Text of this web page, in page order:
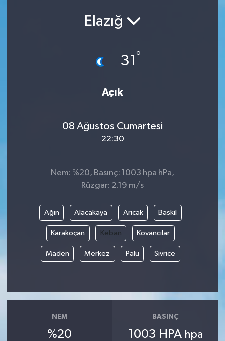
Elazığ
31°
Açık
08 Ağustos Cumartesi
22:30
Nem: %20, Basınç: 1003 hpa hPa,
Rüzgar: 2.19 m/s
Ağın Alacakaya Arıcak Baskil
Karakoçan Keban Kovancılar
Maden Merkez Palu Sivrice
NEM
%20
BASINÇ
1003 HPA hpa